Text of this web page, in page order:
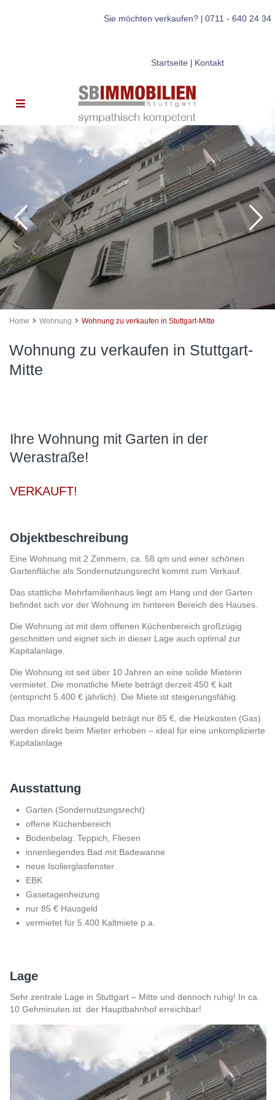
Sie möchten verkaufen?| 0711 - 640 24 34
Startseite| Kontakt
Home Wohnung Wohnung zu verkaufen in Stuttgart-Mitte
Wohnung zu verkaufen in Stuttgart-
Mitte
Ihre Wohnung mit Garten in der
Werastraße!
VERKAUFT!
Objektbeschreibung
Eine Wohnung mit 2 Zimmern, ca. 58 qm und einer schönen
Gartenfläche als Sondernutzungsrecht kommt zum Verkauf.
Das stattliche Mehrfamilienhaus liegt am Hang und der Garten
befindet sich vor der Wohnung im hinteren Bereich des Hauses.
Die Wohnung ist mit dem offenen Küchenbereich großzügig
geschnitten und eignet sich in dieser Lage auch optimal zur
Kapitalanlage.
Die Wohnung ist seit über 10 Jahren an eine solide Mieterin
vermietet. Die monatliche Miete beträgt derzeit 450 € kalt
(entspricht 5.400 € jährlich). Die Miete ist steigerungsfähig.
Das monatliche Hausgeld beträgt nur 85 €, die Heizkosten (Gas)
werden direkt beim Mieter erhoben – ideal für eine unkomplizierte
Kapitalanlage
Ausstattung
Garten (Sondernutzungsrecht)
offene Küchenbereich
Bodenbelag: Teppich, Fliesen
innenliegendes Bad mit Badewanne
neue Isolierglasfenster
EBK
Gasetagenheizung
nur 85 € Hausgeld
vermietet für 5.400 Kaltmiete p.a.
Lage
Sehr zentrale Lage in Stuttgart – Mitte und dennoch ruhig! In ca.
10 Gehminuten ist der Hauptbahnhof erreichbar!